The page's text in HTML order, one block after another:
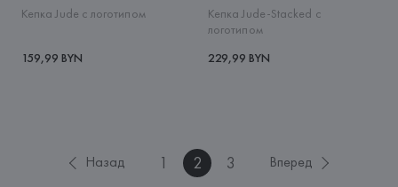
Кепка Jude с логотипом
159,99 BYN
Кепка Jude-Stacked с
логотипом
229,99 BYN
Назад 1 2 3 Вперед